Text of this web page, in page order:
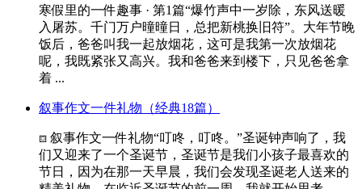
寒假里的一件趣事 · 第1篇“爆竹声中一岁除，东风送暖
入屠苏。千门万户曈曈日，总把新桃换旧符”。大年节晚
饭后，爸爸叫我一起放烟花，这可是我第一次放烟花
呢，我既紧张又高兴。我和爸爸来到楼下，只见爸爸拿
着 ...
叙事作文一件礼物（经典18篇）
⧈ 叙事作文一件礼物“叮咚，叮咚。”圣诞钟声响了，我
们又迎来了一个圣诞节，圣诞节是我们小孩子最喜欢的
节日，因为在那一天早晨，我们会发现圣诞老人送来的